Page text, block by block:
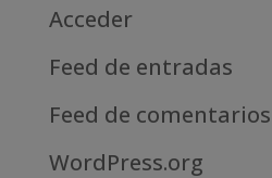
Acceder
Feed de entradas
Feed de comentarios
WordPress.org